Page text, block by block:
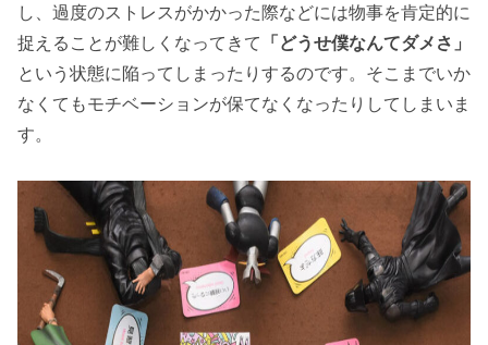
し、過度のストレスがかかった際などには物事を肯定的に
捉えることが難しくなってきて 「どうせ僕なんてダメさ」
という状態に陥ってしまったりするのです。そこまでいか
なくてもモチベーションが保てなくなったりしてしまいま
す。